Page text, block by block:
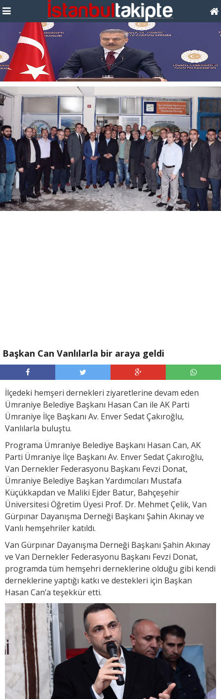
Başkan Can Vanlılarla bir araya geldi
İlçedeki hemşeri dernekleri ziyaretlerine devam eden
Ümraniye Belediye Başkanı Hasan Can ile AK Parti
Ümraniye İlçe Başkanı Av. Enver Sedat Çakıroğlu,
Vanlılarla buluştu.
Programa Ümraniye Belediye Başkanı Hasan Can, AK
Parti Ümraniye İlçe Başkanı Av. Enver Sedat Çakıroğlu,
Van Dernekler Federasyonu Başkanı Fevzi Donat,
Ümraniye Belediye Başkan Yardımcıları Mustafa
Küçükkapdan ve Maliki Ejder Batur, Bahçeşehir
Üniversitesi Öğretim Üyesi Prof. Dr. Mehmet Çelik, Van
Gürpınar Dayanışma Derneği Başkanı Şahin Akınay ve
Vanlı hemşehriler katıldı.
Van Gürpınar Dayanışma Derneği Başkanı Şahin Akınay
ve Van Dernekler Federasyonu Başkanı Fevzi Donat,
programda tüm hemşehri derneklerine olduğu gibi kendi
derneklerine yaptığı katkı ve destekleri için Başkan
Hasan Can’a teşekkür etti.